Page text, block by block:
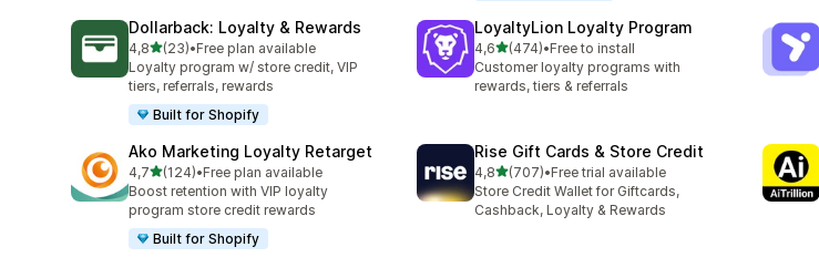
Dollarback: Loyalty & Rewards
4,8av 5 stjerner
(23)
Totalt 23 omtaler
•Free plan available
Loyalty program w/ store credit, VIP
tiers, referrals, rewards
Built for Shopify
LoyaltyLion Loyalty Program
4,6av 5 stjerner
(474)
Totalt 474 omtaler
•Free to install
Customer loyalty programs with
rewards, tiers & referrals
Ako Marketing Loyalty Retarget
4,7av 5 stjerner
(124)
Totalt 124 omtaler
•Free plan available
Boost retention with VIP loyalty
program store credit rewards
Built for Shopify
Rise Gift Cards & Store Credit
4,8av 5 stjerner
(707)
Totalt 707 omtaler
•Free trial available
Store Credit Wallet for Giftcards,
Cashback, Loyalty & Rewards